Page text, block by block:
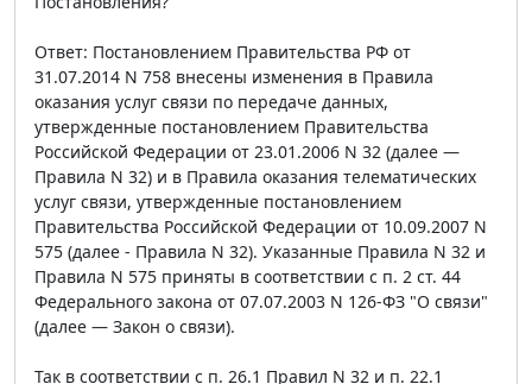
Ответ: Постановлением Правительства РФ от
31.07.2014 N 758 внесены изменения в Правила
оказания услуг связи по передаче данных,
утвержденные постановлением Правительства
Российской Федерации от 23.01.2006 N 32 (далее —
Правила N 32) и в Правила оказания телематических
услуг связи, утвержденные постановлением
Правительства Российской Федерации от 10.09.2007 N
575 (далее - Правила N 32). Указанные Правила N 32 и
Правила N 575 приняты в соответствии с п. 2 ст. 44
Федерального закона от 07.07.2003 N 126-ФЗ "О связи"
(далее — Закон о связи).
Так в соответствии с п. 26.1 Правил N 32 и п. 22.1